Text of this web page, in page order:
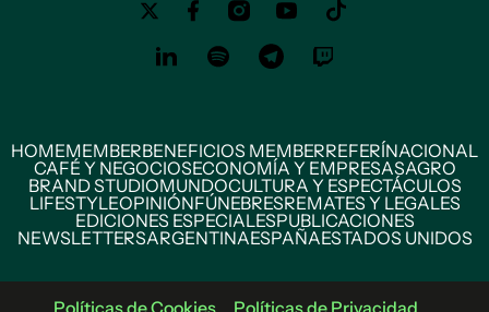
HOMEMEMBERBENEFICIOS MEMBERREFERÍNACIONAL
CAFÉ Y NEGOCIOSECONOMÍA Y EMPRESASAGRO
BRAND STUDIOMUNDOCULTURA Y ESPECTÁCULOS
LIFESTYLEOPINIÓNFÚNEBRESREMATES Y LEGALES
EDICIONES ESPECIALESPUBLICACIONES
NEWSLETTERSARGENTINAESPAÑAESTADOS UNIDOS
Políticas de Cookies Políticas de Privacidad